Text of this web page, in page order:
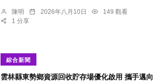
陳明 2026年八月10日
149 觀看
1 分享
綜合新聞
雲林縣東勢鄉資源回收貯存場優化啟用 攜手邁向